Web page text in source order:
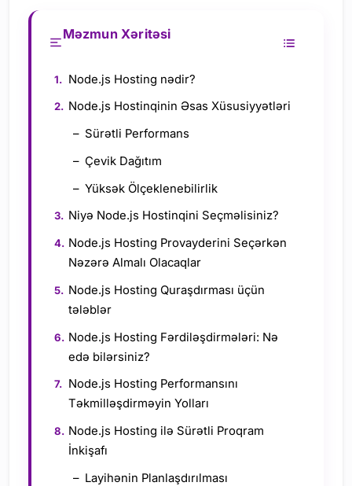
Məzmun Xəritəsi
Node.js Hosting nədir?
Node.js Hostinqinin Əsas Xüsusiyyətləri
Sürətli Performans
Çevik Dağıtım
Yüksək Ölçeklenebilirlik
Niyə Node.js Hostinqini Seçməlisiniz?
Node.js Hosting Provayderini Seçərkən
Nəzərə Almalı Olacaqlar
Node.js Hosting Quraşdırması üçün
tələblər
Node.js Hosting Fərdiləşdirmələri: Nə
edə bilərsiniz?
Node.js Hosting Performansını
Təkmilləşdirməyin Yolları
Node.js Hosting ilə Sürətli Proqram
İnkişafı
Layihənin Planlaşdırılması